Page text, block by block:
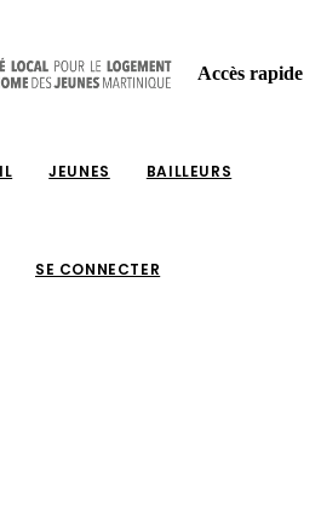
JEUNES BAILLEURS
SE CONNECTER
Accès rapide